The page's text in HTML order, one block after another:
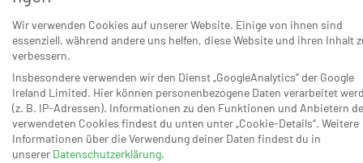
vergangenen Saison) ist der TV Aldekerk, der mit einer
erstaunlichen Bilanz daherkommt – weil kein einziger der
bisherigen vier Punkte aus einem Heimspiel stammt, obwohl es
fehlt. Den einen Sieg und die zwei Unentschieden brachte die
Mannschaft des Trainergespanns Tim Gentges/Nils Wallrath
trotzdem von Auswärts-Dientreisen am 14. September zur TSG
Haßloch (30:30), am 28. September zum TV Kirchzell (31:31) und
Wir verwenden Cookies auf unserer Website. Einige von ihnen sind
essenziell, während andere uns helfen, diese Website und ihren Inhalt
verbessern.
Insbesondere verwenden wir den Dienst „GoogleAnalytics“ der Google
Ireland Limited. Hier können personenbezogene Daten verarbeitet
(z. B. IP-Adressen). Informationen zu den Funktionen und Anbietern
verwendeten Cookies findest du unten unter „Cookie-Details“. Weitere
Informationen über die Verwendung deiner Daten findest du in
unserer Datenschutzerklärung.